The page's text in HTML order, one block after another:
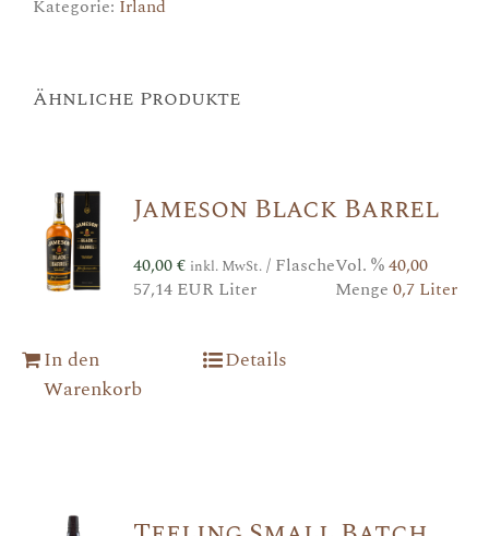
Kategorie: Irland
Ähnliche Produkte
Jameson Black Barrel
40,00€ inkl. MwSt./ Flasche
57,14 EUR Liter
Vol. %40,00
Menge 0,7 Liter
In den
Warenkorb
Details